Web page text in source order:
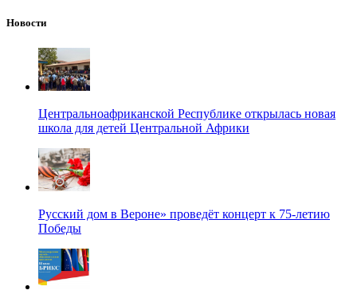
Новости
Центральноафриканской Республике открылась новая
школа для детей Центральной Африки
Русский дом в Вероне» проведёт концерт к 75-летию
Победы